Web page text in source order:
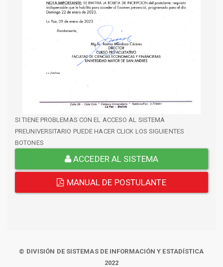
SI TIENE PROBLEMAS CON EL ACCESO AL SISTEMA
PREUNIVERSITARIO PUEDE HACER CLICK LOS SIGUIENTES
BOTONES
ACCEDER AL SISTEMA
MANUAL DE POSTULANTE
© DIVISIÓN DE SISTEMAS DE INFORMACIÓN Y ESTADÍSTICA
2022